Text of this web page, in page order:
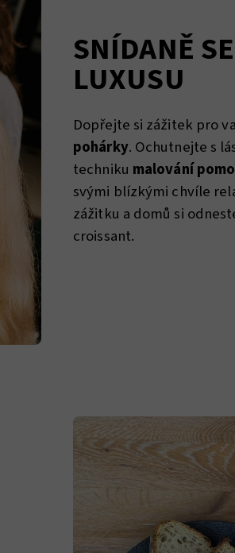
SNÍDANĚ
LUXUSU
Dopřejte si zážitek pro
pohárky. Ochutnejte s
techniku malování
svými blízkými chvíle
zážitku a domů si
croissant.